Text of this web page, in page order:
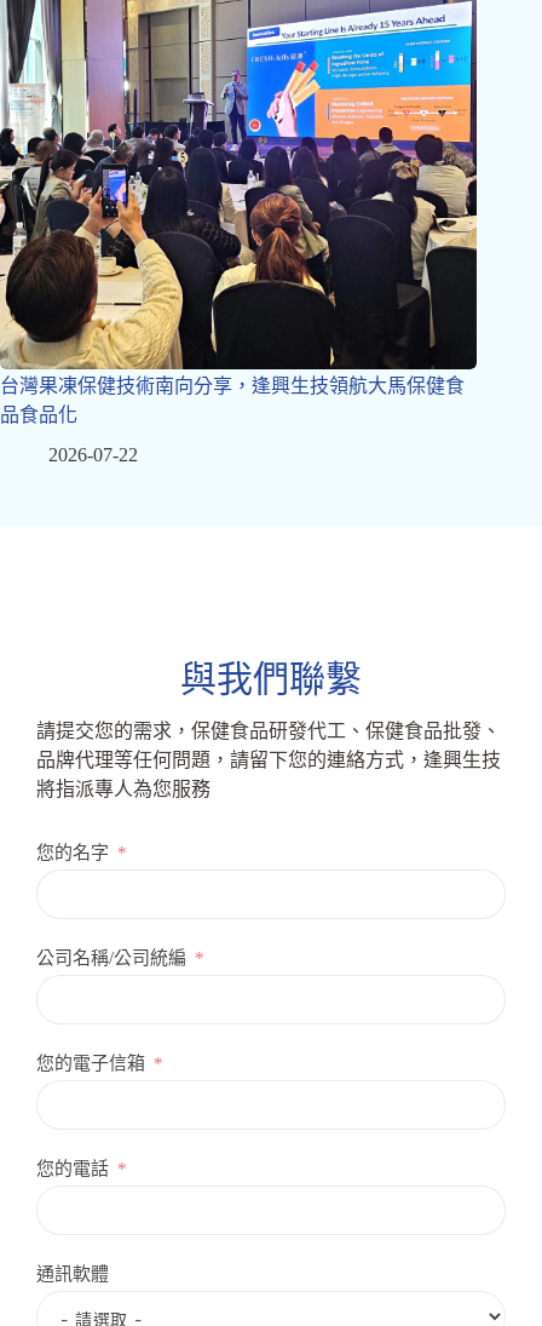
台灣果凍保健技術南向分享，逢興生技領航大馬保健食
品食品化
2026-07-22
與我們聯繫
請提交您的需求，保健食品研發代工、保健食品批發、
品牌代理等任何問題，請留下您的連絡方式，逢興生技
將指派專人為您服務
您的名字
公司名稱/公司統編
您的電子信箱
您的電話
通訊軟體